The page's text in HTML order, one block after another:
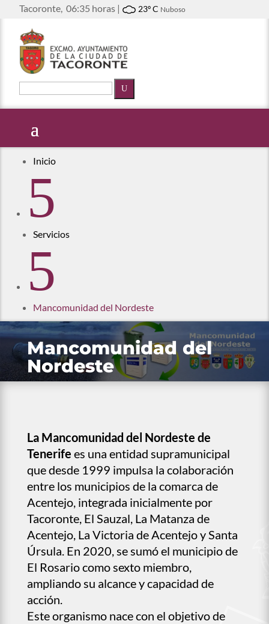
Tacoronte, 06:35 horas | 23º C Nuboso
U
Inicio
5
Servicios
5
Mancomunidad del Nordeste
Mancomunidad del
Nordeste
La Mancomunidad del Nordeste de
Tenerife es una entidad supramunicipal
que desde 1999 impulsa la colaboración
entre los municipios de la comarca de
Acentejo, integrada inicialmente por
Tacoronte, El Sauzal, La Matanza de
Acentejo, La Victoria de Acentejo y Santa
Úrsula. En 2020, se sumó el municipio de
El Rosario como sexto miembro,
ampliando su alcance y capacidad de
acción.
Este organismo nace con el objetivo de